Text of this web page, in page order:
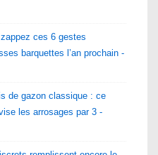
ces 6 gestes
barquettes l’an prochain -
de gazon classique : ce
les arrosages par 3 -